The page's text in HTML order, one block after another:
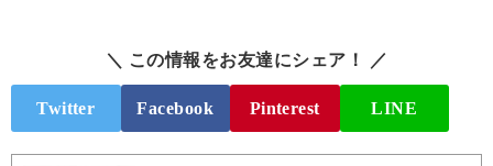
＼ この情報をお友達にシェア！ ／
Twitter Facebook Pinterest LINE